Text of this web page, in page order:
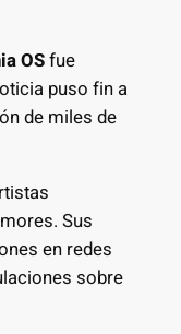
OSfue
puso fin a
de miles de
Sus
en redes
sobre